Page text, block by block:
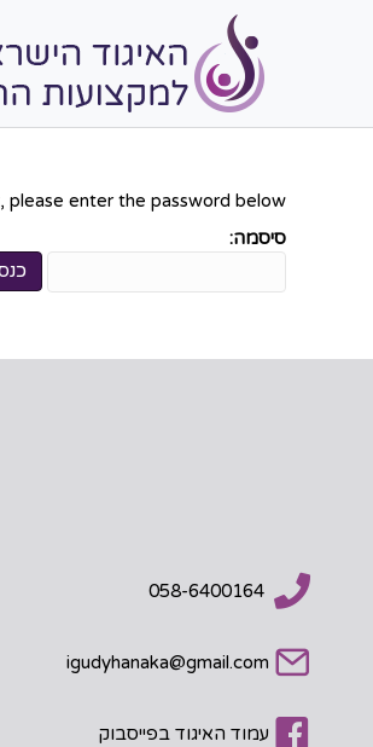
enter the password below.
סיסמה:
עמוד האיגוד בפייסבוק